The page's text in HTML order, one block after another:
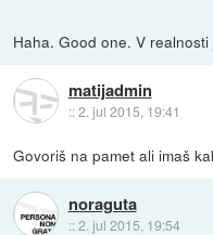
Haha. Good one. V
matijadmin
::2. jul 2015, 19:41
Govoriš na pamet ali imaš
noraguta
::2. jul 2015, 19:54